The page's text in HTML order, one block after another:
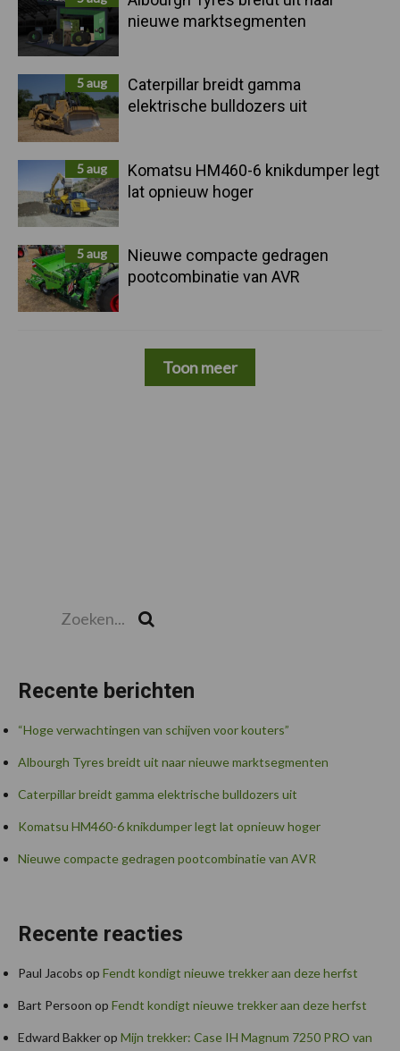
nieuwe marktsegmenten
5 aug
Caterpillar breidt gamma
elektrische bulldozers uit
5 aug
Komatsu HM460-6 knikdumper legt
lat opnieuw hoger
5 aug
Nieuwe compacte gedragen
pootcombinatie van AVR
Toon meer
Recente berichten
“Hoge verwachtingen van schijven voor kouters”
Albourgh Tyres breidt uit naar nieuwe marktsegmenten
Caterpillar breidt gamma elektrische bulldozers uit
Komatsu HM460-6 knikdumper legt lat opnieuw hoger
Nieuwe compacte gedragen pootcombinatie van AVR
Recente reacties
Paul Jacobs op Fendt kondigt nieuwe trekker aan deze herfst
Bart Persoon op Fendt kondigt nieuwe trekker aan deze herfst
Edward Bakkerop Mijn trekker: Case IH Magnum 7250 PRO van